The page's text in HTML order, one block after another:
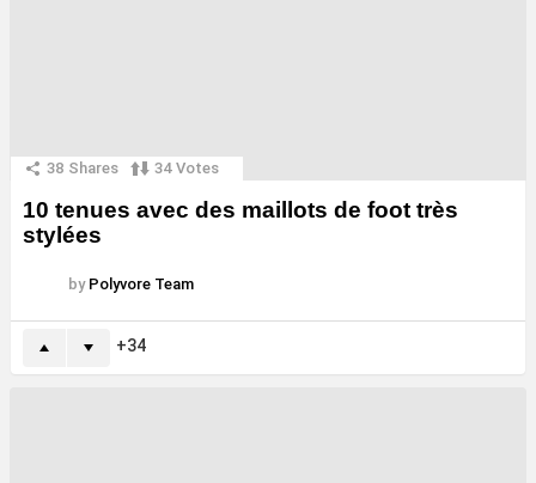
38 Shares 34 Votes
10 tenues avec des maillots de foot très
stylées
by Polyvore Team
34